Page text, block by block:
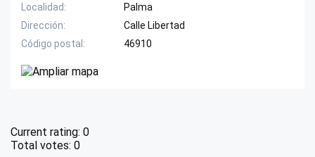
Localidad
Palma
Dirección
Calle Libertad
Código postal
46910
Current rating: 0
Total votes: 0